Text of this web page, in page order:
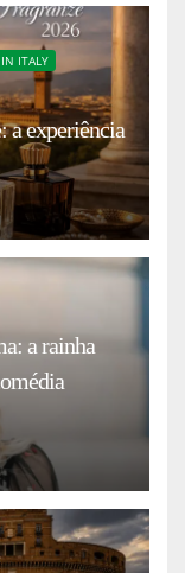
ITALY
a experiência
a rainha